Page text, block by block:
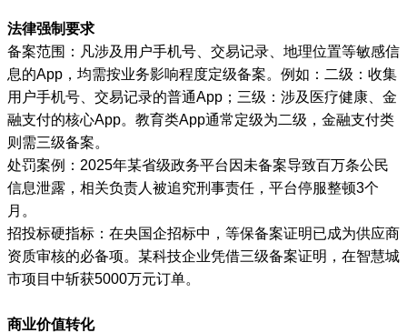
法律强制要求
备案范围：凡涉及用户手机号、交易记录、地理位置等敏感信
息的App，均需按业务影响程度定级备案。例如：二级：收集
用户手机号、交易记录的普通App；三级：涉及医疗健康、金
融支付的核心App。教育类App通常定级为二级，金融支付类
则需三级备案。
处罚案例：2025年某省级政务平台因未备案导致百万条公民
信息泄露，相关负责人被追究刑事责任，平台停服整顿3个
月。
招投标硬指标：在央国企招标中，等保备案证明已成为供应商
资质审核的必备项。某科技企业凭借三级备案证明，在智慧城
市项目中斩获5000万元订单。
商业价值转化